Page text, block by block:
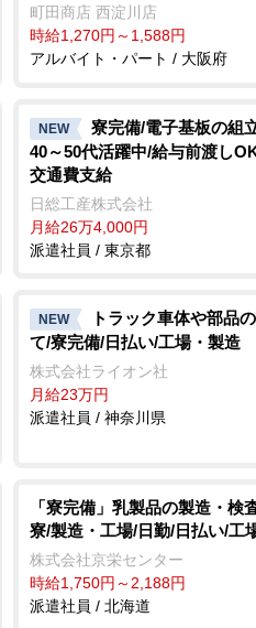
町田商店 西淀川店
時給1,270円～1,588円
アルバイト・パート / 大阪府
NEW
寮完備/電子基板の組
40～50代活躍中/給与前渡し
交通費支給
日総工産株式会社
月給26万4,000円
派遣社員 / 東京都
NEW
トラック車体や部品
て/寮完備/日払い/工場・製造
株式会社ライオン社
月給23万円
派遣社員 / 神奈川県
「寮完備」乳製品の製造・検
寮/製造・工場/日勤/日払い/工
株式会社京栄センター
時給1,750円～2,188円
派遣社員 / 北海道